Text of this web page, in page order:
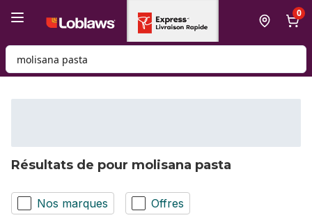
0
Rechercher des produits
Résultats de pour molisana pasta
Nos marques Offres